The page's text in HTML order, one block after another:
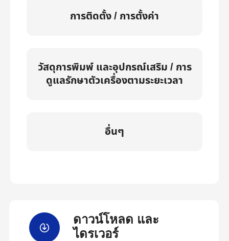
การติดตั้ง / การตั้งค่า
วัสดุการพิมพ์ และอุปกรณ์เสริม / การ
ดูแลรักษาตัวเครื่องตามระยะเวลา
อื่นๆ
ดาวน์โหลด และ
ไดรเวอร์